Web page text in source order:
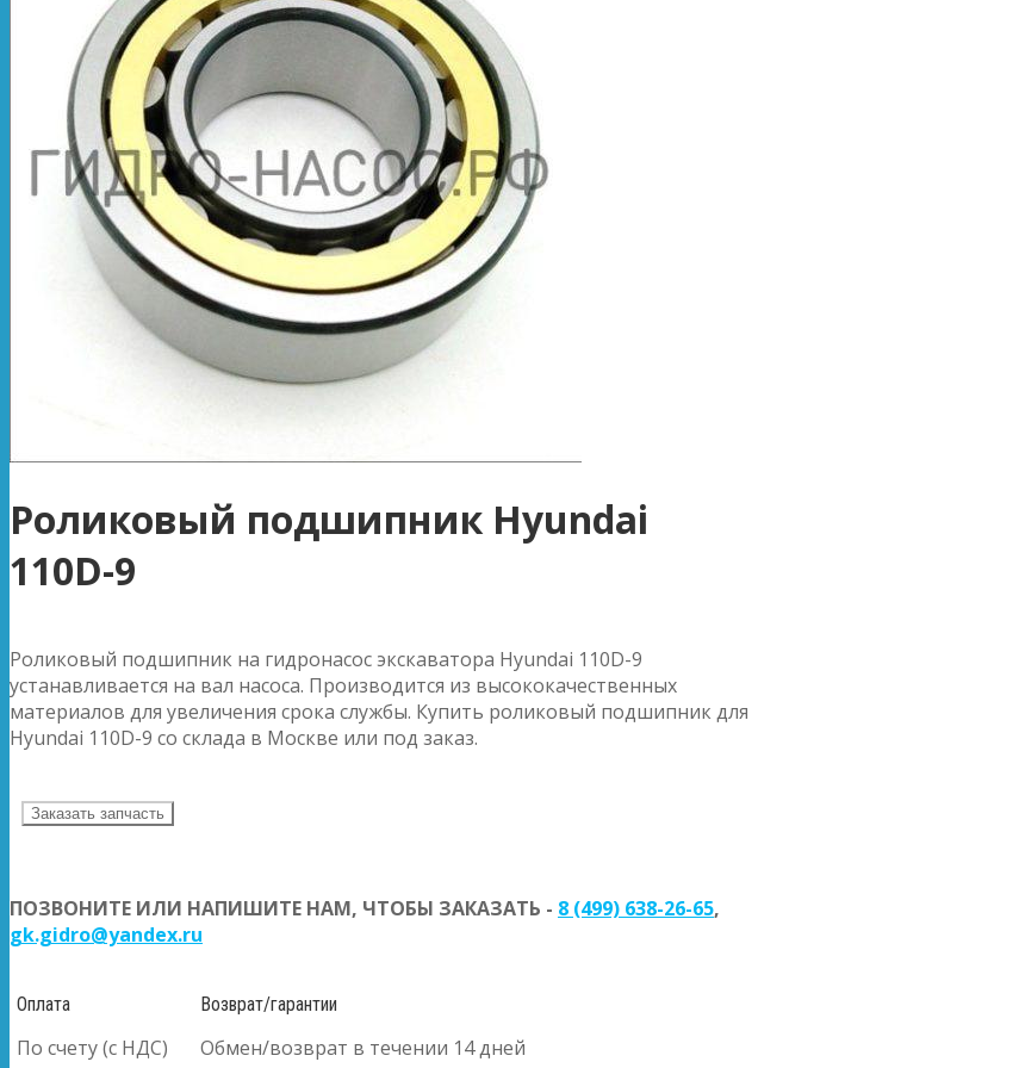
Роликовый подшипник Hyundai
110D-9
Роликовый подшипник на гидронасос экскаватора Hyundai 110D-9
устанавливается на вал насоса. Производится из высококачественных
материалов для увеличения срока службы. Купить роликовый подшипник для
Hyundai 110D-9 со склада в Москве или под заказ.
Заказать запчасть
ПОЗВОНИТЕ ИЛИ НАПИШИТЕ НАМ, ЧТОБЫ ЗАКАЗАТЬ - 8 (499) 638-26-65,
gk.gidro@yandex.ru
Оплата
По счету (с НДС)
Возврат/гарантии
Обмен/возврат в течении 14 дней